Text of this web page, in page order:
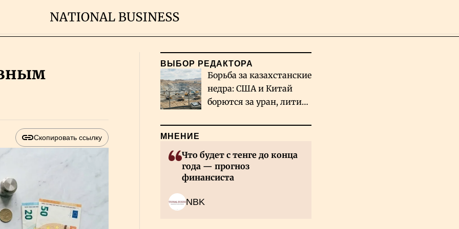
Скопировать ссылку
ВЫБОР РЕДАКТОРА
Борьба за казахстанские
недра: США и Китай
борются за уран, литий
МНЕНИЕ
Что будет с тенге до конца
года — прогноз
финансиста
NBK